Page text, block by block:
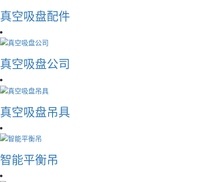
真空吸盘配件
真空吸盘公司
真空吸盘吊具
智能平衡吊